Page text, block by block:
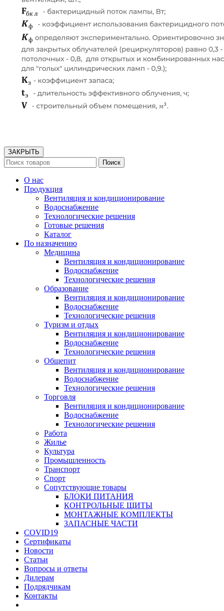
ЗАКРЫТЬ
Поиск
О нас
Продукция
Вентиляция и кондиционирование
Водоснабжение
Технологические решения
Готовые решения
Каталог
По назначению
Медицина
Вентиляция и кондиционирование
Водоснабжение
Технологические решения
Образование
Вентиляция и кондиционирование
Водоснабжение
Технологические решения
Туризм и отдых
Вентиляция и кондиционирование
Водоснабжение
Технологические решения
Общепит
Вентиляция и кондиционирование
Водоснабжение
Технологические решения
Торговля
Вентиляция и кондиционирование
Водоснабжение
Технологические решения
Работа
Жилье
Культура
Промышленность
Транспорт
Спорт
Сопутствующие товары
БЛОКИ ПИТАНИЯ
КОНТРОЛЬНЫЕ ЩИТЫ
МОНТАЖНЫЕ КОМПЛЕКТЫ
ЗАПАСНЫЕ ЧАСТИ
COVID19
Сертификаты
Новости
Статьи
Вопросы и ответы
Дилерам
Подрядчикам
Контакты